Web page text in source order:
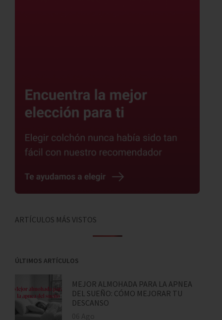
ARTÍCULOS MÁS VISTOS
ÚLTIMOS ARTÍCULOS
MEJOR ALMOHADA PARA LA APNEA
DEL SUEÑO: CÓMO MEJORAR TU
DESCANSO